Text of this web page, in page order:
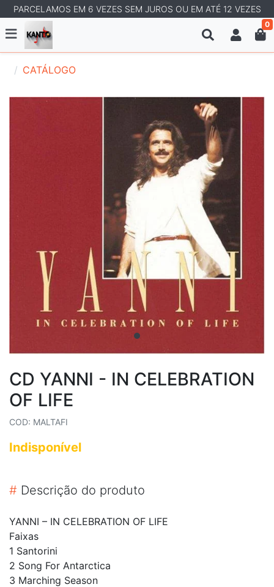
PARCELAMOS EM 6 VEZES SEM JUROS OU EM ATÉ 12 VEZES
0
CATÁLOGO
CD YANNI ‎- IN CELEBRATION
OF LIFE
COD: MALTAFI
Indisponível
# Descrição do produto
YANNI ‎– IN CELEBRATION OF LIFE
Faixas
1 Santorini
2 Song For Antarctica
3 Marching Season